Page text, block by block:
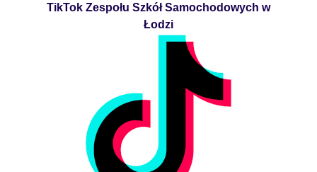
TikTok Zespołu Szkół Samochodowych w
Łodzi